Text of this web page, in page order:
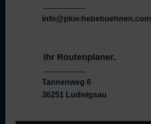
info@pkw-hebebuehnen.com
Ihr Routenplaner.
Tannenweg 6
36251 Ludwigsau